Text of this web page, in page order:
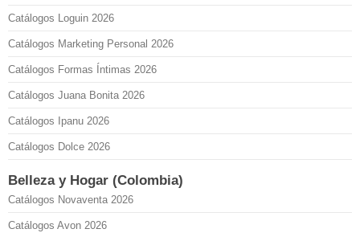
Catálogos Loguin 2026
Catálogos Marketing Personal 2026
Catálogos Formas Íntimas 2026
Catálogos Juana Bonita 2026
Catálogos Ipanu 2026
Catálogos Dolce 2026
Belleza y Hogar (Colombia)
Catálogos Novaventa 2026
Catálogos Avon 2026